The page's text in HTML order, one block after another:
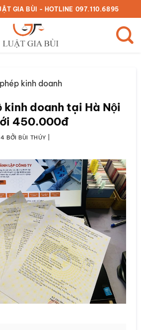
GIA BÙI - HOTLINE 097.110.6895
kinh doanh
kinh doanh tại Hà Nội
450.000đ
BỞIBÙI THÚY